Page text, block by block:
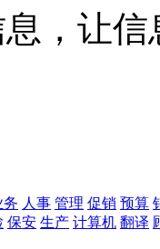
，让
务 人事 管理 促销 预算
保安 生产 计算机 翻译